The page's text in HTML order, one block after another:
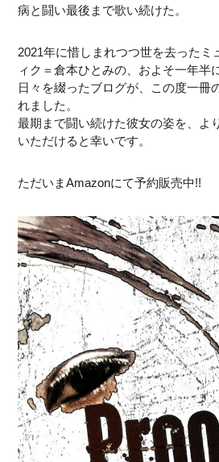
病と闘い最後まで歌い続けた。
2021年に惜しまれつつ世を去ったミ
ィク＝倉本ひとみの、およそ一年半
日々を綴ったブログが、この度一冊
れました。
最期まで闘い続けた彼女の姿を、よ
いただけると幸いです。
ただいまAmazonにて予約販売中!!